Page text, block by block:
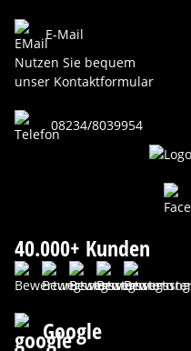
E-Mail
Nutzen Sie bequem
unser Kontaktformular
08234/8039954
40.000+ Kunden
Google